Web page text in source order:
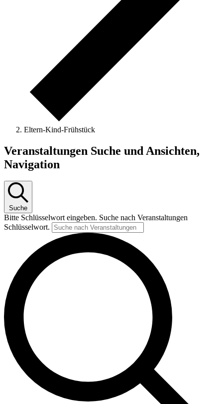
Eltern-Kind-Frühstück
Veranstaltungen
Veranstaltungen Suche und Ansichten,
Navigation
Suche
Bitte Schlüsselwort eingeben. Suche nach Veranstaltungen
Schlüsselwort.